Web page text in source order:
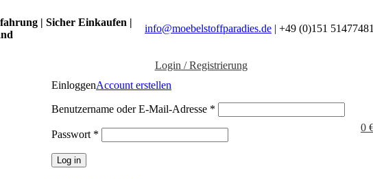
| Sicher Einkaufen |
info@moebelstoffparadies.de | +49 (0)151
Login / Registrierung
EinloggenAccount erstellen
Benutzername oder E-Mail-Adresse *
Passwort *
Log in
0